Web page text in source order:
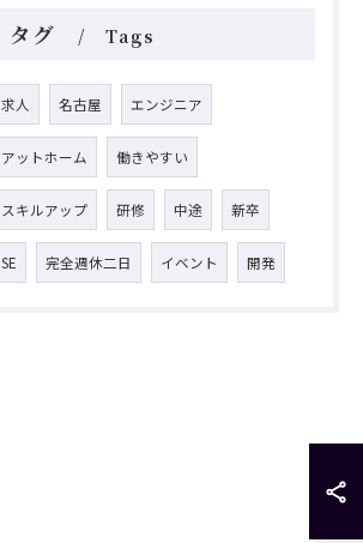
タグ Tags
求人 名古屋 エンジニア
アットホーム 働きやすい
スキルアップ 研修 中途 新卒
SE 完全週休二日 イベント 開発